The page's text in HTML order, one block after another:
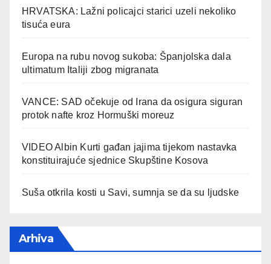
HRVATSKA: Lažni policajci starici uzeli nekoliko
tisuća eura
Europa na rubu novog sukoba: Španjolska dala
ultimatum Italiji zbog migranata
VANCE: SAD očekuje od Irana da osigura siguran
protok nafte kroz Hormuški moreuz
VIDEO Albin Kurti gađan jajima tijekom nastavka
konstituirajuće sjednice Skupštine Kosova
Suša otkrila kosti u Savi, sumnja se da su ljudske
Arhiva